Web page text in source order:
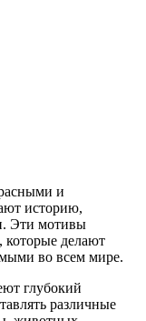
и
историю,
Эти мотивы
которые делают
во всем мире.
глубокий
различные